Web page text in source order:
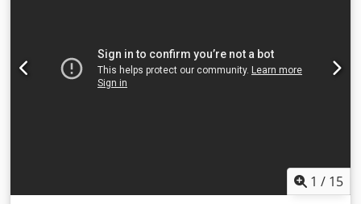
3250 mm, largura: 1700 mm Velocidade de 0,05 até aprox.
0,6 rpm (possível até 1,2 rpm)
1 / 15